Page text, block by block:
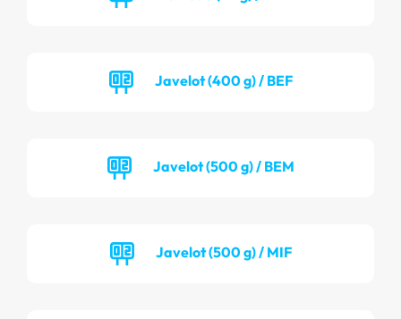
Javelot (400 g) / BEF
Javelot (500 g) / BEM
Javelot (500 g) / MIF